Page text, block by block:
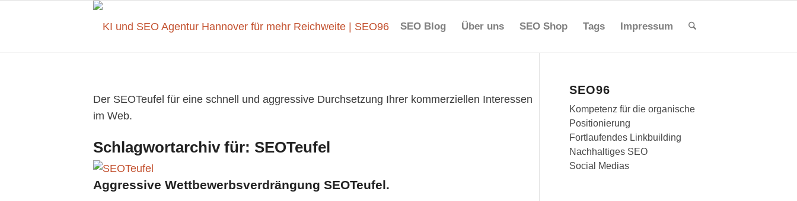
SEO Blog Über uns SEO Shop Tags Impressum
Der SEOTeufel für eine schnell und aggressive Durchsetzung Ihrer kommerziellen Interessen
im Web.
Schlagwortarchiv für: SEOTeufel
Aggressive Wettbewerbsverdrängung SEOTeufel.
SEO96
Kompetenz für die organische
Positionierung
Fortlaufendes Linkbuilding
Nachhaltiges SEO
Social Medias